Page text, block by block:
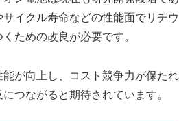
イクル寿命などの性能面でリチウ
ための改良が必要です。
が向上し、コスト競争力が保たれ
つながると期待されています。